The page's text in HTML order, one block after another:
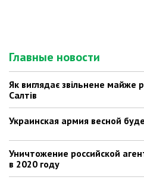
Главные новости
Як виглядає звільнене майже
Салтів
Украинская армия весной
Уничтожение российской
в 2020 году